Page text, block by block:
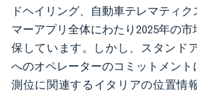
ドヘイリング、自動車テレマティ
マーアプリ全体にわたり2025年の市
保しています。しかし、スタンド
へのオペレーターのコミットメン
測位に関連するイタリアの位置情